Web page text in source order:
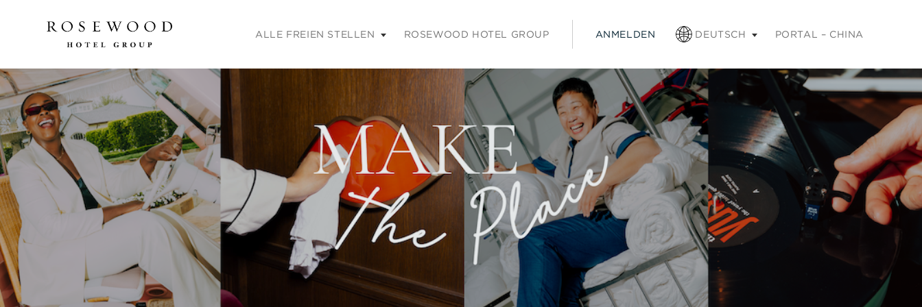
Hauptmenü. Drücken Sie die Eingabetaste oder Leertaste, um den Inhalt zu erweitern, und die Esc-Taste, um ihn zu minimieren.
ALLE FREIEN STELLEN ROSEWOOD HOTEL GROUP ANMELDEN DEUTSCH PORTAL – CHINA